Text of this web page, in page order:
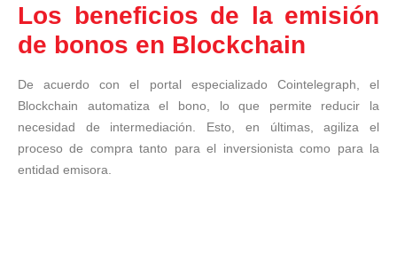
Los beneficios de la emisión
de bonos en Blockchain
De acuerdo con el portal especializado Cointelegraph, el
Blockchain automatiza el bono, lo que permite reducir la
necesidad de intermediación. Esto, en últimas, agiliza el
proceso de compra tanto para el inversionista como para la
entidad emisora.